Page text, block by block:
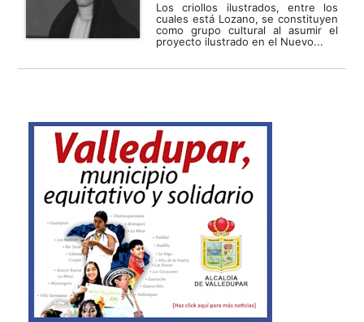
Los criollos ilustrados, entre los
cuales está Lozano, se constituyen
como grupo cultural al asumir el
proyecto ilustrado en el Nuevo...